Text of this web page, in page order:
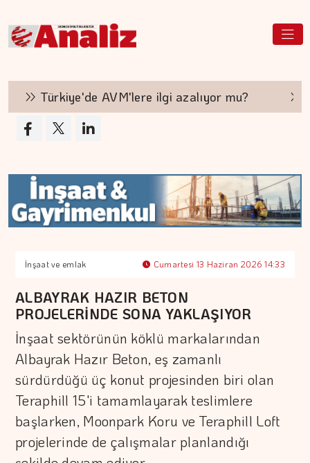
Türkiye'de AVM'lere ilgi azalıyor mu?
İnşaat ve emlak Cumartesi 13 Haziran 2026 14:33
ALBAYRAK HAZIR BETON
PROJELERİNDE SONA YAKLAŞIYOR
İnşaat sektörünün köklü markalarından
Albayrak Hazır Beton, eş zamanlı
sürdürdüğü üç konut projesinden biri olan
Teraphill 15'i tamamlayarak teslimlere
başlarken, Moonpark Koru ve Teraphill Loft
projelerinde de çalışmalar planlandığı